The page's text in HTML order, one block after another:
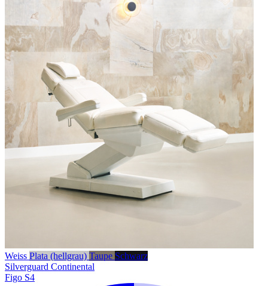
Weiss Plata (hellgrau) Taupe Schwarz
Silverguard Continental
Figo S4